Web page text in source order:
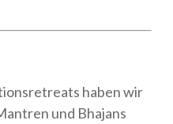
haben wir
und Bhajans